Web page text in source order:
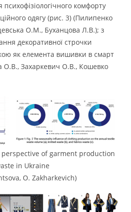
комфорту
одягу (рис. 3) (Пилипенко
О.М., Буханцова Л.В.); з
декоративної строчки
як елемента вишивки в смарт
О.В., Захаркевич О.В., Кошевко
perspective of garment production
in Ukraine
O. Zakharkevich)